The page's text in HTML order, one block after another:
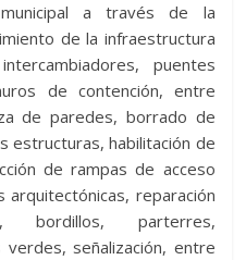
a través de la
de la infraestructura
puentes
de contención, entre
de paredes, borrado de
estructuras, habilitación de
de rampas de acceso
reparación
bordillos, parterres,
señalización, entre